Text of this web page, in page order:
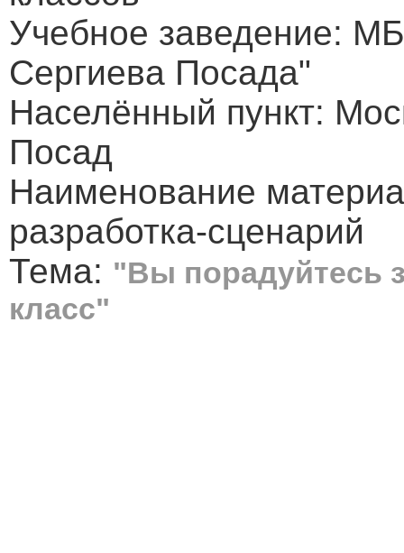
Учебное заведение:
Сергиева Посада"
Населённый пункт:
Посад
Наименование
разработка-сценарий
Тема: "Вы порадуйтесь
класс"